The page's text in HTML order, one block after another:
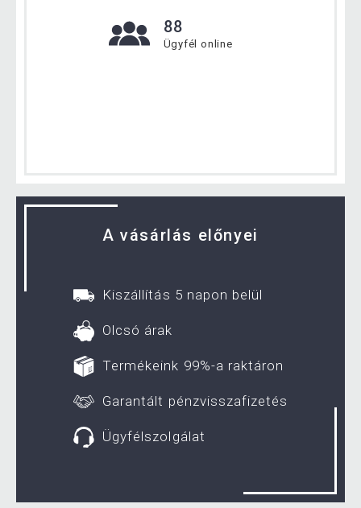
88
Ügyfél online
A vásárlás előnyei
Kiszállítás 5 napon belül
Olcsó árak
Termékeink 99%-a raktáron
Garantált pénzvisszafizetés
Ügyfélszolgálat